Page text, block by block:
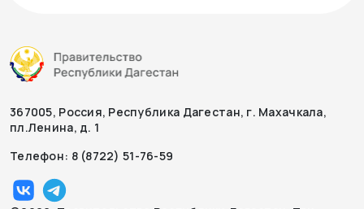
367005, Россия, Республика Дагестан, г. Махачкала,
пл.Ленина, д. 1
Телефон: 8 (8722) 51-76-59